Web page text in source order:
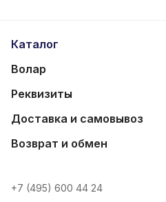
Каталог
Волар
Реквизиты
Доставка и самовывоз
Возврат и обмен
+7 (495) 600 44 24